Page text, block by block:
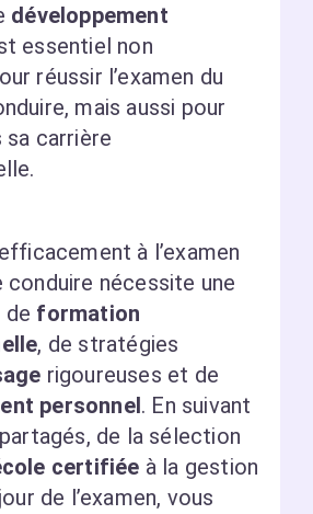
développement
essentiel non
réussir l’examen du
mais aussi pour
sa carrière
à l’examen
conduire nécessite une
de formation
, de stratégies
rigoureuses et de
personnel . En suivant
de la sélection
certifiée à la gestion
de l’examen, vous